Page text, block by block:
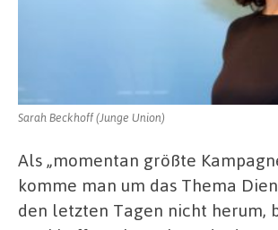
Sarah Beckhoff (Junge Union)
Als „momentan größte
komme man um das Thema
den letzten Tagen nicht herum,